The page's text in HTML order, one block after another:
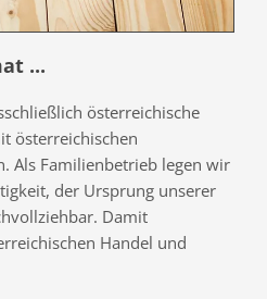
...
österreichische
österreichischen
Als Familienbetrieb legen wir
der Ursprung unserer
Damit
Handel und